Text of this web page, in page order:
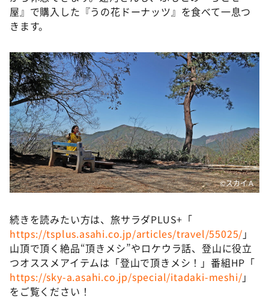
屋』で購入した『うの花ドーナッツ』を食べて一息つ
きます。
©️スカイＡ
続きを読みたい方は、旅サラダPLUS+「
https://tsplus.asahi.co.jp/articles/travel/55025/ 」
山頂で頂く絶品“頂きメシ”やロケウラ話、登山に役立
つオススメアイテムは「登山で頂きメシ！」番組HP「
https://sky-a.asahi.co.jp/special/itadaki-meshi/」
をご覧ください！